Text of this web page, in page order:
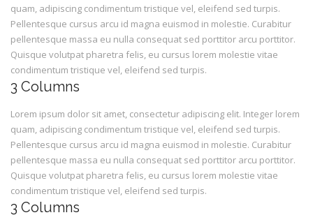
quam, adipiscing condimentum tristique vel, eleifend sed turpis.
Pellentesque cursus arcu id magna euismod in molestie. Curabitur
pellentesque massa eu nulla consequat sed porttitor arcu porttitor.
Quisque volutpat pharetra felis, eu cursus lorem molestie vitae
condimentum tristique vel, eleifend sed turpis.
3 Columns
Lorem ipsum dolor sit amet, consectetur adipiscing elit. Integer lorem
quam, adipiscing condimentum tristique vel, eleifend sed turpis.
Pellentesque cursus arcu id magna euismod in molestie. Curabitur
pellentesque massa eu nulla consequat sed porttitor arcu porttitor.
Quisque volutpat pharetra felis, eu cursus lorem molestie vitae
condimentum tristique vel, eleifend sed turpis.
3 Columns